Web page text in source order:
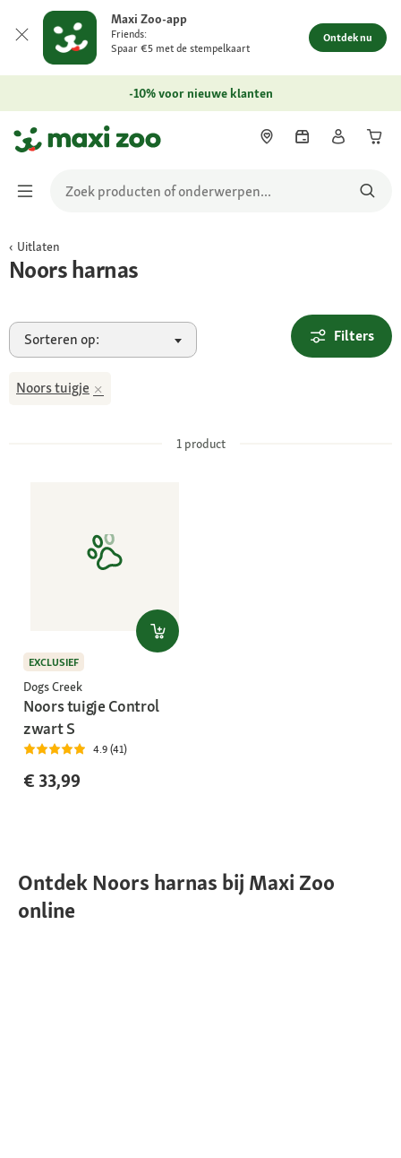
Maxi Zoo-app
Friends:
Spaar €5 met de stempelkaart
Ontdek nu
-10% voor nieuwe klanten
Uitlaten
Noors harnas
Sorteren op: Filters
Noors tuigje
1product
EXCLUSIEF
Dogs Creek
Noors tuigje Control
zwart S
4.9 (41)
€ 33,99
Ontdek Noors harnas bij Maxi Zoo
online